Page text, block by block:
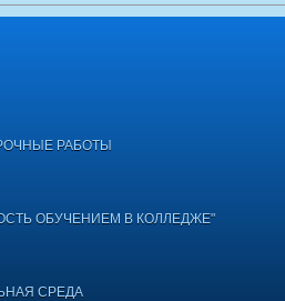
РАБОТЫ
ОБУЧЕНИЕМ В КОЛЛЕДЖЕ"
СРЕДА